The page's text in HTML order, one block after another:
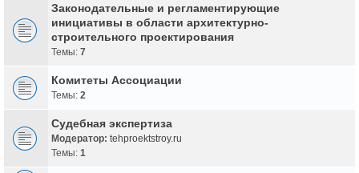
Законодательные и регламентирующие
инициативы в области архитектурно-
строительного проектирования
Темы: 7
Комитеты Ассоциации
Темы: 2
Судебная экспертиза
Модератор: tehproektstroy.ru
Темы: 1